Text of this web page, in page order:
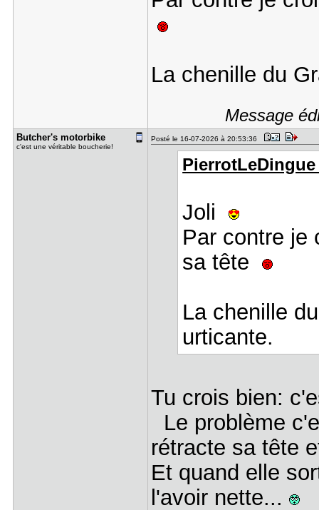
La chenille du
Message
Butcher's ​motorbike
c'est une véritable boucherie!
Posté le 16-07-2026 à 20:53:36
Joli
Par contre je
sa tête
La chenille
urticante.
Tu crois bien:
Le problème
rétracte sa tête
Et quand elle
l'avoir nette...